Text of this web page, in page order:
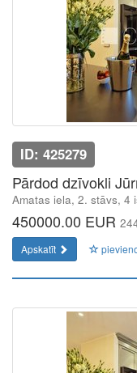
ID: 425279
Pārdod dzīvokli
Amatas iela, 2. stāvs, 4
450000.00 EUR
Apskatīt